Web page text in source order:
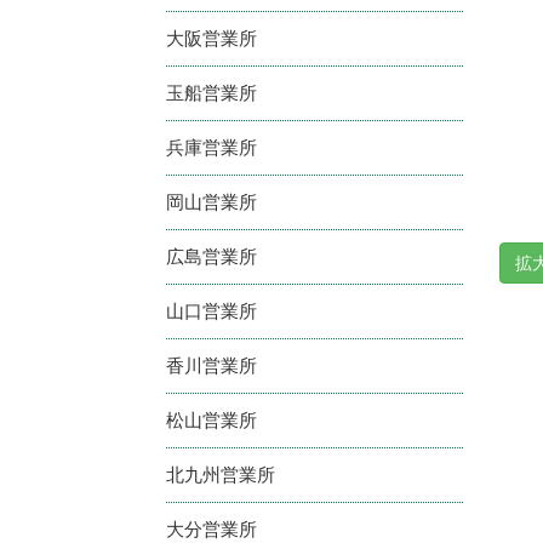
大阪営業所
玉船営業所
兵庫営業所
岡山営業所
広島営業所
山口営業所
香川営業所
松山営業所
北九州営業所
大分営業所
拡